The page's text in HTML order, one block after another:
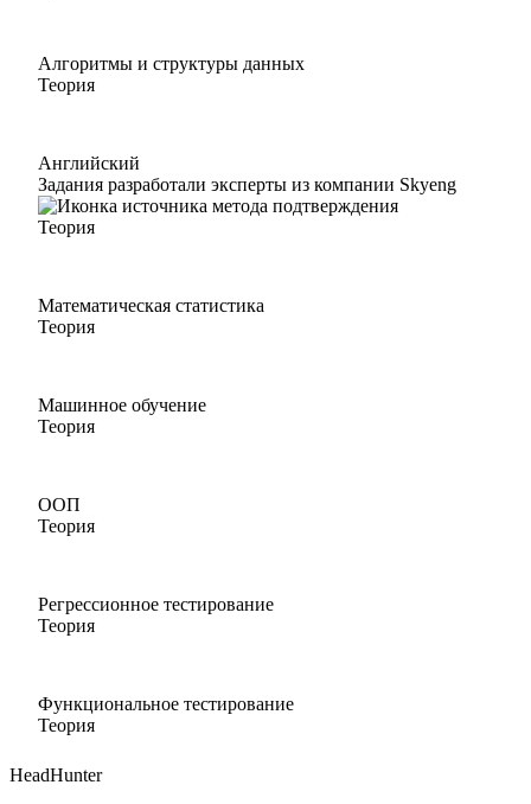
Алгоритмы и структуры данных
Теория
Английский
Задания разработали эксперты из компании Skyeng
Теория
Математическая статистика
Теория
Машинное обучение
Теория
ООП
Теория
Регрессионное тестирование
Теория
Функциональное тестирование
Теория
HeadHunter